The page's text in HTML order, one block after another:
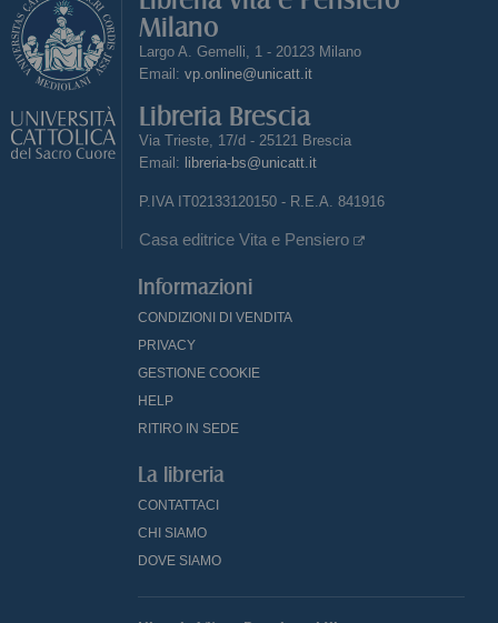
Milano
Largo A. Gemelli, 1 - 20123 Milano
Email: vp.online@unicatt.it
Libreria Brescia
Via Trieste, 17/d - 25121 Brescia
Email: libreria-bs@unicatt.it
P.IVA IT02133120150 - R.E.A. 841916
Casa editrice Vita e Pensiero
Informazioni
CONDIZIONI DI VENDITA
PRIVACY
GESTIONE COOKIE
HELP
RITIRO IN SEDE
La libreria
CONTATTACI
CHI SIAMO
DOVE SIAMO